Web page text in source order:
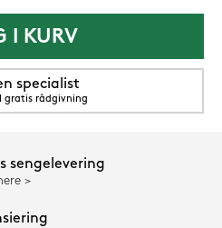
I KURV
specialist
gratis rådgivning
sengelevering